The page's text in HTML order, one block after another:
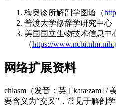
梅奥诊所解剖学图谱（
普渡大学修辞学研究中心
美国国立生物技术信息中
（https://
网络扩展资料
chiasm（发音：英 [ˈkaɪæzəm] /
要含义为“交叉”，常见于解剖